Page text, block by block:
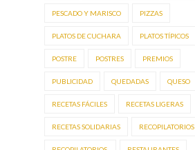
PESCADO Y MARISCO PIZZAS
PLATOS DE CUCHARA PLATOS TÍPICOS
POSTRE POSTRES PREMIOS
PUBLICIDAD QUEDADAS QUESO
RECETAS FÁCILES RECETAS LIGERAS
RECETAS SOLIDARIAS RECOPILATORIOS